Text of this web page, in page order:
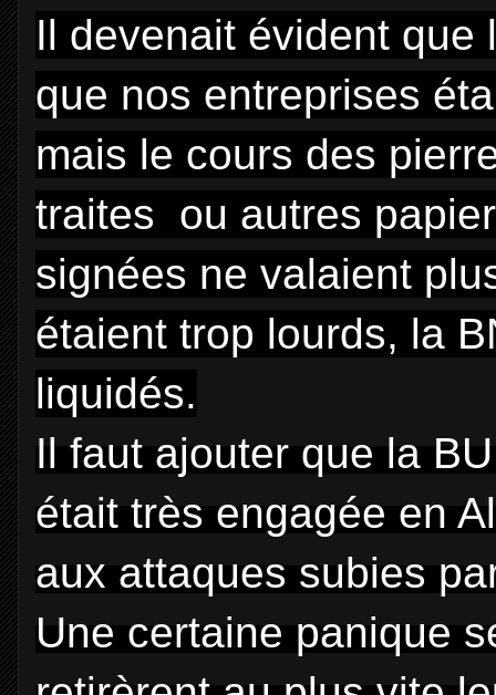
Il devenait évident
que nos entreprises
mais le cours des
traites ou autres
signées ne valaient
étaient trop lourds, la
liquidés.
Il faut ajouter que la
était très engagée en
aux attaques subies
Une certaine panique